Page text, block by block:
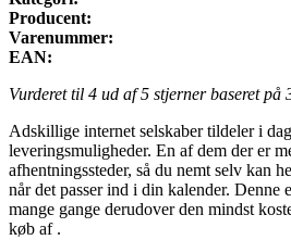
Producent:
Varenummer:
EAN:
Vurderet til 4 ud af 5 stjerner baseret på
Adskillige internet selskaber tildeler i
leveringsmuligheder. En af dem der er
afhentningssteder, så du nemt selv kan
når det passer ind i din kalender. Denne
mange gange derudover den mindst
køb af .